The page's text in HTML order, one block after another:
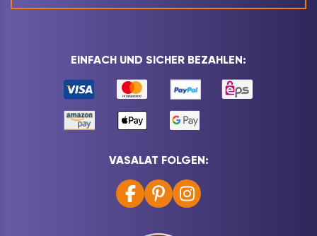
EINFACH UND SICHER BEZAHLEN:
VASALAT FOLGEN: